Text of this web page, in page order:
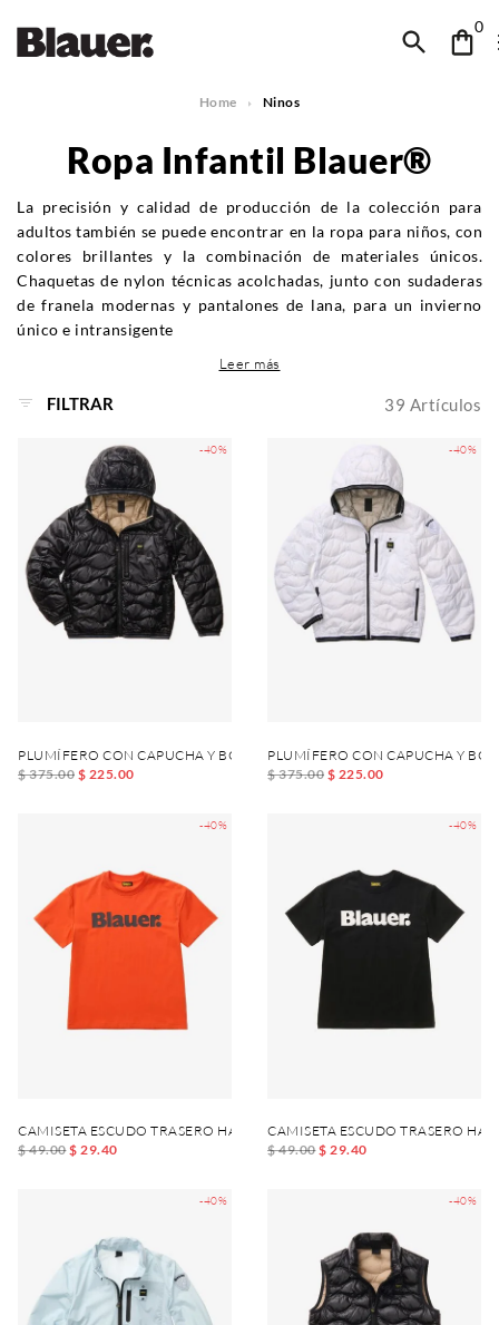
0
Home Ninos
Ropa Infantil Blauer®
La precisión y calidad de producción de la colección para
adultos también se puede encontrar en la ropa para niños, con
colores brillantes y la combinación de materiales únicos.
Chaquetas de nylon técnicas acolchadas, junto con sudaderas
de franela modernas y pantalones de lana, para un invierno
único e intransigente
Leer más
FILTRAR 39 Artículos
-40%
PLUMÍFERO CON CAPUCHA Y BOLSILLO WAVE JUNIOR
$ 375.00 $ 225.00
-40%
PLUMÍFERO CON CAPUCHA Y
$ 375.00 $ 225.00
-40%
CAMISETA ESCUDO TRASERO HARDY JUNIOR
$ 49.00$ 29.40
-40%
CAMISETA ESCUDO TRASERO
$ 49.00$ 29.40
-40% -40%